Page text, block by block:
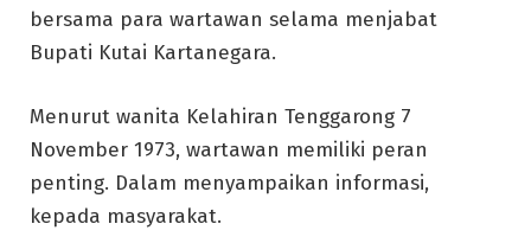
bersama para wartawan selama menjabat
Bupati Kutai Kartanegara.
Menurut wanita Kelahiran Tenggarong 7
November 1973, wartawan memiliki peran
penting. Dalam menyampaikan informasi,
kepada masyarakat.